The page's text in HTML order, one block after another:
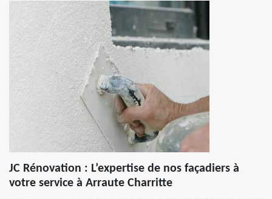
JC Rénovation : L’expertise de nos façadiers à
votre service à Arraute Charritte